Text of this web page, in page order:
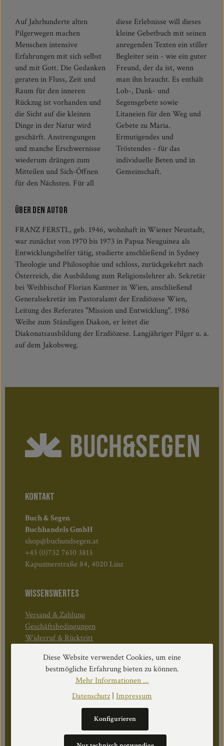
Auf Jahrhunderte alten
Pilgerwegen machen
Menschen intensive
Erfahrungen mit sich selbst
und mit Gott. Die Gedanken
geraten in Fluss, Zeit und
Raum für den inneren
Rückzug ist vorhanden und
die Sicht auf die kleinen
Dinge in der Natur wird
geschärft. Anstrengungen
und manche Erschwernisse
wiederum drängen zum
Mitteilen und Sich-Öffnen
für den Nächsten. Für all
diese Erlebnisse will dieses
kleine Gebetbuch mit seinen
anregenden Texten ein stiller
Begleiter sein - wie ein guter
Freund, der da ist, wenn
man ihn braucht. Es enthält
Lob-, Dank- und
Segensgebete sowie
Litaneien für den Weg und
Gebete zu Maria.
Ermutigendes und
Tröstendes - für das
individuelle Beten und in
Gemeinschaft.
Über den Autor
FRANZ FERSTL, geb. 1946, wohnhaft in Wiener Neustadt,
war zunächst von 1970 bis 1973 in Papua Neuguinea als
Entwicklungshelfer tätig, studierte anschließend in Sydney
Theologie und Philosophie und schloss, zurückgekehrt nach
Österreich, die Ausbildung zum Religionslehrer ab. Sekretär
bei Weihbischof Florian Kuntner in Wien, anschließend
Generalsekretär im Pastoralamt der Erzdiözese Wien,
Leitung des Referates "Mission und Entwicklung". 1986
Weihe zum Ständigen Diakon, er leitet die
Diakonatsausbildung der Erzdiözese. Langjähriger Pilger u. a.
auf dem Jakobsweg.
KONTAKT
Buch & Segen
Buchhandels GmbH
shop@buchundsegen.at
+43 (0)732 7610 3813
Kapuzinerstraße 84, 4020 Linz
WISSENSWERTES
Versand & Zahlung
Geschäftsbedingungen
Widerruf & Rücktritt
Öffnungszeiten:
Mo–Do: 08:30–17:00 Uhr
Diese Website verwendet Cookies, um eine
bestmögliche Erfahrung bieten zu können.
Mehr Informationen ...
Datenschutz| Impressum
Konfigurieren